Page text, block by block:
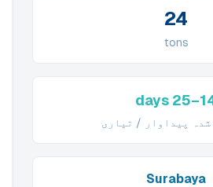
24
tons
14–25
شدہ پیداوار / تیاری
Surabaya